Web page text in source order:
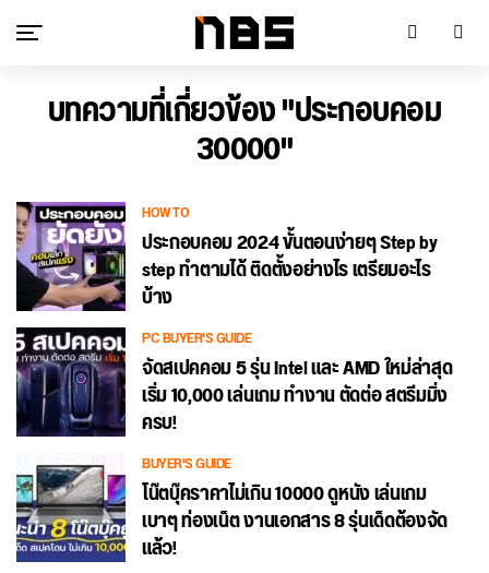
บทความที่เกี่ยวข้อง "ประกอบคอม
30000"
HOW TO
ประกอบคอม 2024 ขั้นตอนง่ายๆ Step by
step ทำตามได้ ติดตั้งอย่างไร เตรียมอะไร
บ้าง
PC BUYER'S GUIDE
จัดสเปคคอม 5 รุ่น Intel และ AMD ใหม่ล่าสุด
เริ่ม 10,000 เล่นเกม ทำงาน ตัดต่อ สตรีมมิ่ง
ครบ!
BUYER'S GUIDE
โน๊ตบุ๊คราคาไม่เกิน 10000 ดูหนัง เล่นเกม
เบาๆ ท่องเน็ต งานเอกสาร 8 รุ่นเด็ดต้องจัด
แล้ว!